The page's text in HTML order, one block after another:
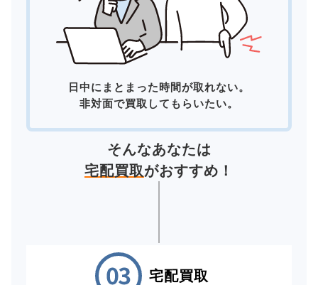
日中にまとまった時間が取れない。
非対面で買取してもらいたい。
そんなあなたは
宅配買取がおすすめ！
宅配買取